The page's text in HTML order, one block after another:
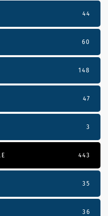
44
60
148
47
3
443
35
36